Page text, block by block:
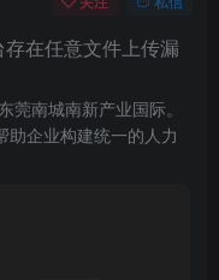
在任意文件上传漏
南城南新产业国际。
助企业构建统一的人力